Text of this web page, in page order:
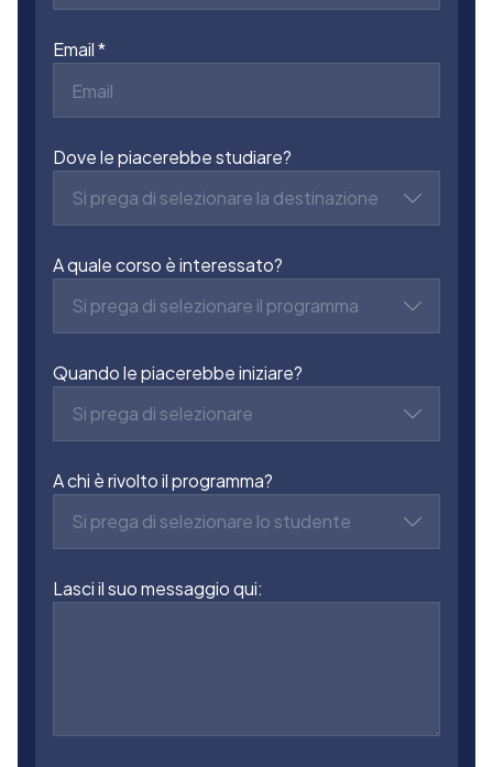
Email
Dove le piacerebbe studiare?
Si prega di selezionare la destinazione
A quale corso è interessato?
Si prega di selezionare il programma
Quando le piacerebbe iniziare?
Si prega di selezionare
A chi è rivolto il programma?
Si prega di selezionare lo studente
Lasci il suo messaggio qui: